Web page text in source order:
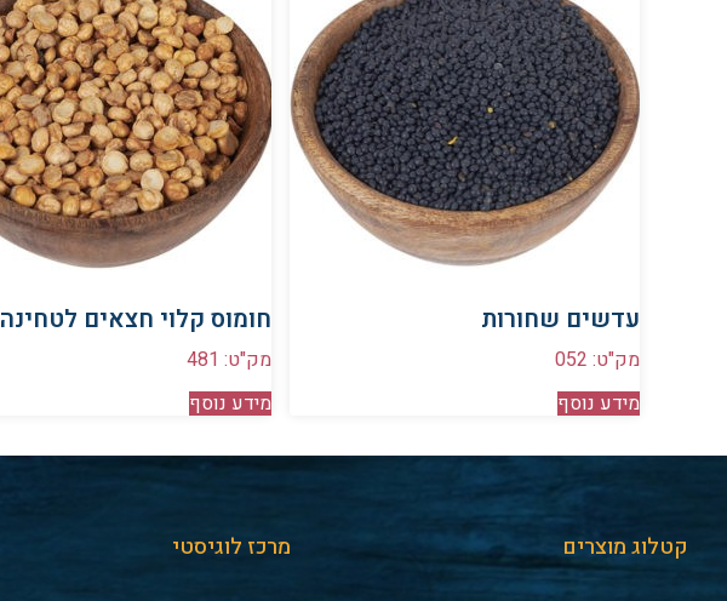
עדשים שחורות
מק"ט: 052
מידע נוסף
חומוס קלוי חצאים לטחינה
מק"ט: 481
מידע נוסף
קטלוג מוצרים מרכז לוגיסטי